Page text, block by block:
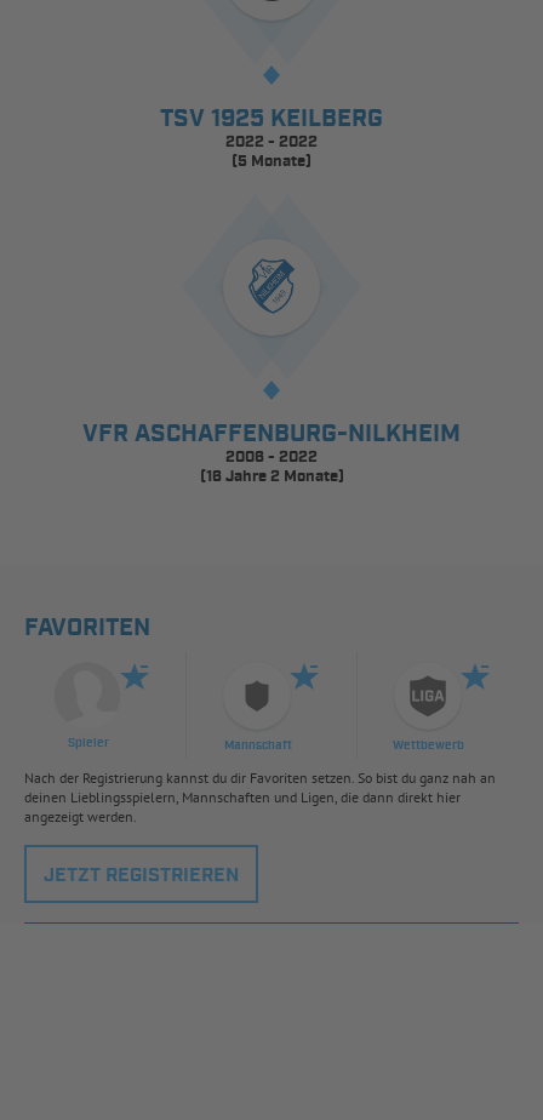
TSV 1925 KEILBERG
2022 - 2022
(5 Monate)
VFR ASCHAFFENBURG-NILKHEIM
2006 - 2022
(16 Jahre 2 Monate)
FAVORITEN
Spieler Mannschaft Wettbewerb
Nach der Registrierung kannst du dir Favoriten setzen. So bist du ganz nah an
deinen Lieblingsspielern, Mannschaften und Ligen, die dann direkt hier
angezeigt werden.
JETZT REGISTRIEREN